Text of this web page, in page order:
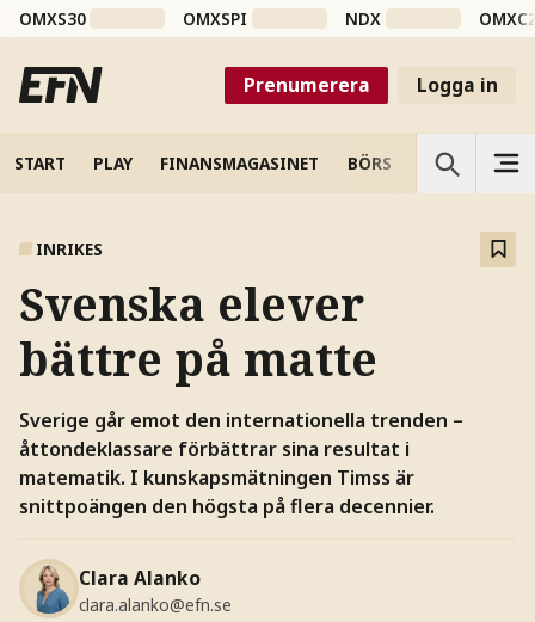
OMXS30 OMXSPI NDX
Prenumerera Logga in
START PLAY FINANSMAGASINET BÖRS VETENSKAP
INRIKES
Svenska elever
bättre på matte
Sverige går emot den internationella trenden –
åttondeklassare förbättrar sina resultat i
matematik. I kunskapsmätningen Timss är
snittpoängen den högsta på flera decennier.
Clara Alanko
clara.alanko@efn.se